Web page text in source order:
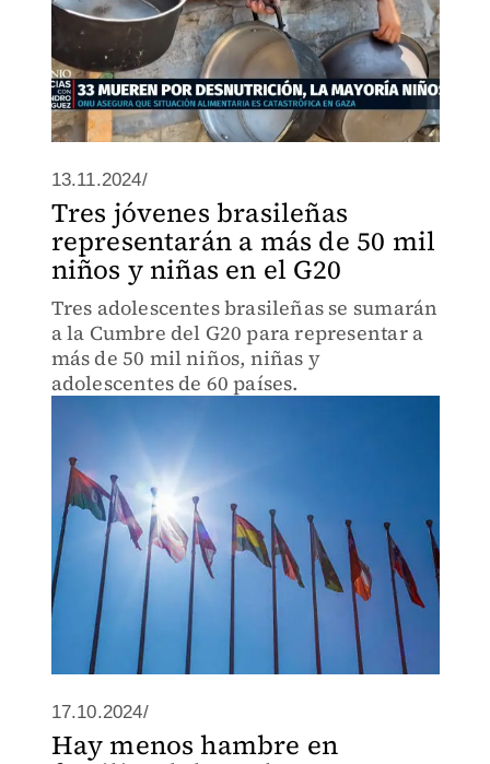
13.11.2024/
Tres jóvenes brasileñas
representarán a más de 50 mil
niños y niñas en el G20
Tres adolescentes brasileñas se sumarán
a la Cumbre del G20 para representar a
más de 50 mil niños, niñas y
adolescentes de 60 países.
17.10.2024/
Hay menos hambre en